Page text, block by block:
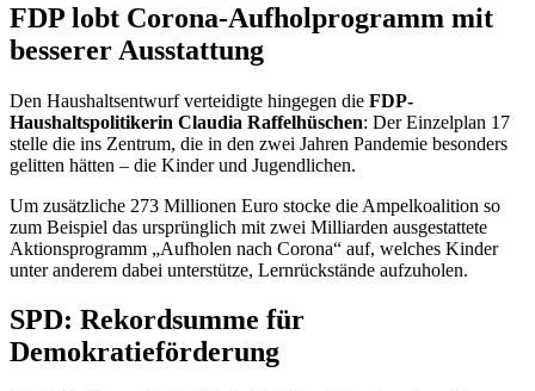
FDP lobt Corona-Aufholprogramm mit
besserer Ausstattung
Den Haushaltsentwurf verteidigte hingegen die FDP-
Haushaltspolitikerin Claudia Raffelhüschen: Der Einzelplan 17
stelle die ins Zentrum, die in den zwei Jahren Pandemie besonders
gelitten hätten – die Kinder und Jugendlichen.
Um zusätzliche 273 Millionen Euro stocke die Ampelkoalition so
zum Beispiel das ursprünglich mit zwei Milliarden ausgestattete
Aktionsprogramm „Aufholen nach Corona“ auf, welches Kinder
unter anderem dabei unterstütze, Lernrückstände aufzuholen.
SPD: Rekordsumme für
Demokratieförderung